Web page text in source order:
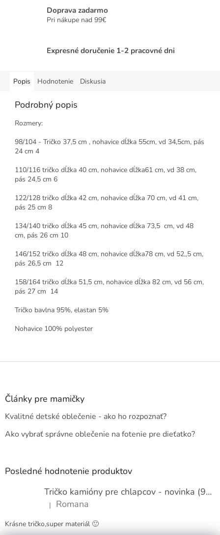
Doprava zadarmo
Pri nákupe nad 99€
Expresné doručenie 1-2 pracovné dni
Popis Hodnotenie Diskusia
Podrobný popis
Rozmery:
98/104 - Tričko 37,5 cm , nohavice dĺžka 55cm, vd 34,5cm, pás
24 cm 4
110/116 tričko dĺžka 40 cm, nohavice dĺžka61 cm, vd 38 cm,
pás 24,5 cm 6
122/128 tričko dĺžka 42 cm, nohavice dĺžka 70 cm, vd 41 cm,
pás 25 cm 8
134/140 tričko dĺžka 45 cm, nohavice dĺžka 73,5 cm, vd 48
cm, pás 26 cm 10
146/152 tričko dĺžka 48 cm, nohavice dĺžka78 cm, vd 52,,5 cm,
pás 26,5 cm 12
158/164 tričko dĺžka 51,5 cm, nohavice dĺžka 82 cm, vd 56 cm,
pás 27 cm 14
Tričko bavlna 95%, elastan 5%
Nohavice 100% polyester
Z
Články pre mamičky
Kvalitné detské oblečenie - ako ho rozpoznať?
Ako vybrať správne oblečenie na fotenie pre dieťatko?
Posledné hodnotenie produktov
Tričko kamióny pre chlapcov - novinka (98-134)
Hodnotenie produktu je 5 z 5 hviezdičiek.
| Romana
Krásne tričko,super materiál 🙂